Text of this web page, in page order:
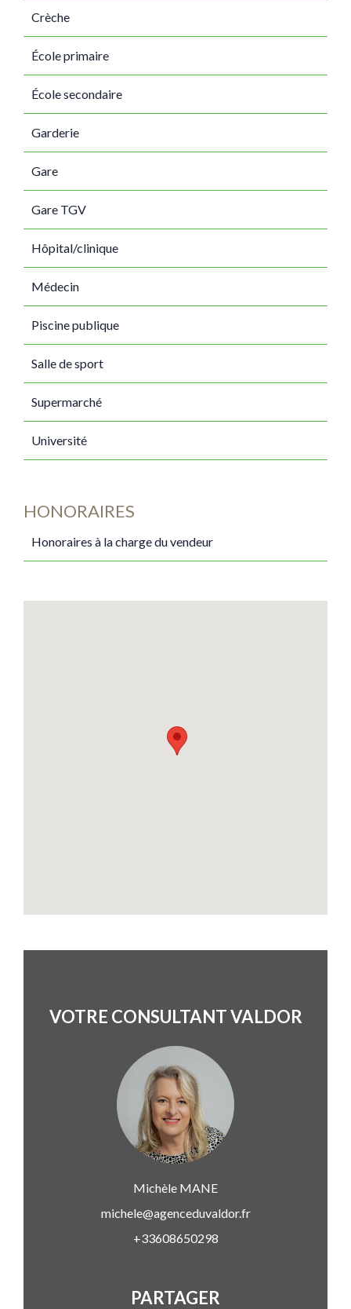
Crèche
École primaire
École secondaire
Garderie
Gare
Gare TGV
Hôpital/clinique
Médecin
Piscine publique
Salle de sport
Supermarché
Université
HONORAIRES
Honoraires à la charge du vendeur
VOTRE CONSULTANT VALDOR
Michèle MANE
michele@agenceduvaldor.fr
+33608650298
PARTAGER